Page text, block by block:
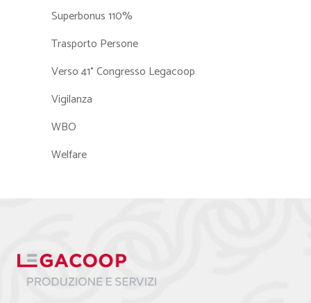
Superbonus 110%
Trasporto Persone
Verso 41° Congresso Legacoop
Vigilanza
WBO
Welfare